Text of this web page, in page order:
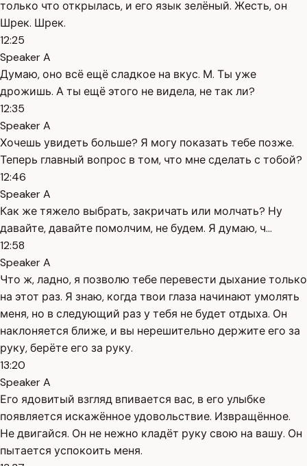
только что открылась, и его язык зелёный. Жесть, он
Шрек. Шрек.
12:25
Speaker A
Думаю, оно всё ещё сладкое на вкус. М. Ты уже
дрожишь. А ты ещё этого не видела, не так ли?
12:35
Speaker A
Хочешь увидеть больше? Я могу показать тебе позже.
Теперь главный вопрос в том, что мне сделать с тобой?
12:46
Speaker A
Как же тяжело выбрать, закричать или молчать? Ну
давайте, давайте помолчим, не будем. Я думаю, ч...
12:58
Speaker A
Что ж, ладно, я позволю тебе перевести дыхание только
на этот раз. Я знаю, когда твои глаза начинают умолять
меня, но в следующий раз у тебя не будет отдыха. Он
наклоняется ближе, и вы нерешительно держите его за
руку, берёте его за руку.
13:20
Speaker A
Его ядовитый взгляд впивается вас, в его улыбке
появляется искажённое удовольствие. Извращённое.
Не двигайся. Он не нежно кладёт руку свою на вашу. Он
пытается успокоить меня.